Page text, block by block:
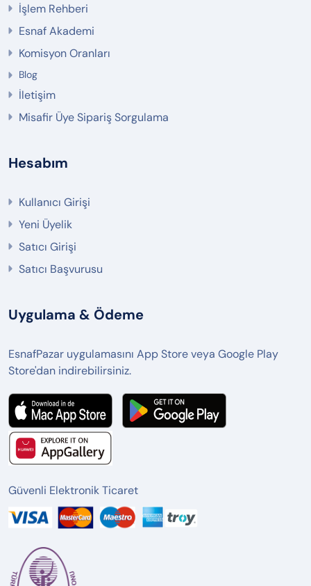
İşlem Rehberi
Esnaf Akademi
Komisyon Oranları
Blog
İletişim
Misafir Üye Sipariş Sorgulama
Hesabım
Kullanıcı Girişi
Yeni Üyelik
Satıcı Girişi
Satıcı Başvurusu
Uygulama & Ödeme
EsnafPazar uygulamasını App Store veya Google Play
Store'dan indirebilirsiniz.
Güvenli Elektronik Ticaret